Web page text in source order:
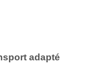
adapté